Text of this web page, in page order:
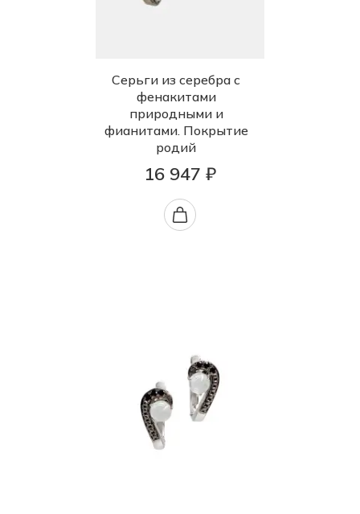
Серьги из серебра с
фенакитами
природными и
фианитами. Покрытие
родий
16 947 ₽